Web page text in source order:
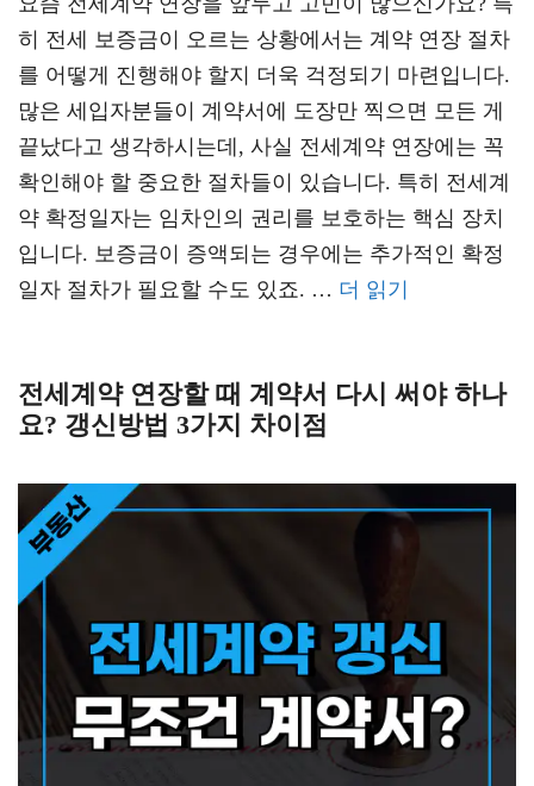
히 전세 보증금이 오르는 상황에서는 계약 연장 절차
를 어떻게 진행해야 할지 더욱 걱정되기 마련입니다.
많은 세입자분들이 계약서에 도장만 찍으면 모든 게
끝났다고 생각하시는데, 사실 전세계약 연장에는 꼭
확인해야 할 중요한 절차들이 있습니다. 특히 전세계
약 확정일자는 임차인의 권리를 보호하는 핵심 장치
입니다. 보증금이 증액되는 경우에는 추가적인 확정
일자 절차가 필요할 수도 있죠. … 더 읽기
전세계약 연장할 때 계약서 다시 써야 하나
요? 갱신방법 3가지 차이점